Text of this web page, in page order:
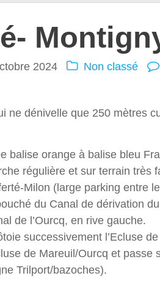
2024 Non classé
ne dénivelle que 250 mètres
balise orange à balise bleu
régulière et sur terrain très
Milon (large parking entre
du Canal de dérivation
de l’Ourcq, en rive gauche.
successivement l’Ecluse
de Mareuil/Ourcq et
Trilport/bazoches).